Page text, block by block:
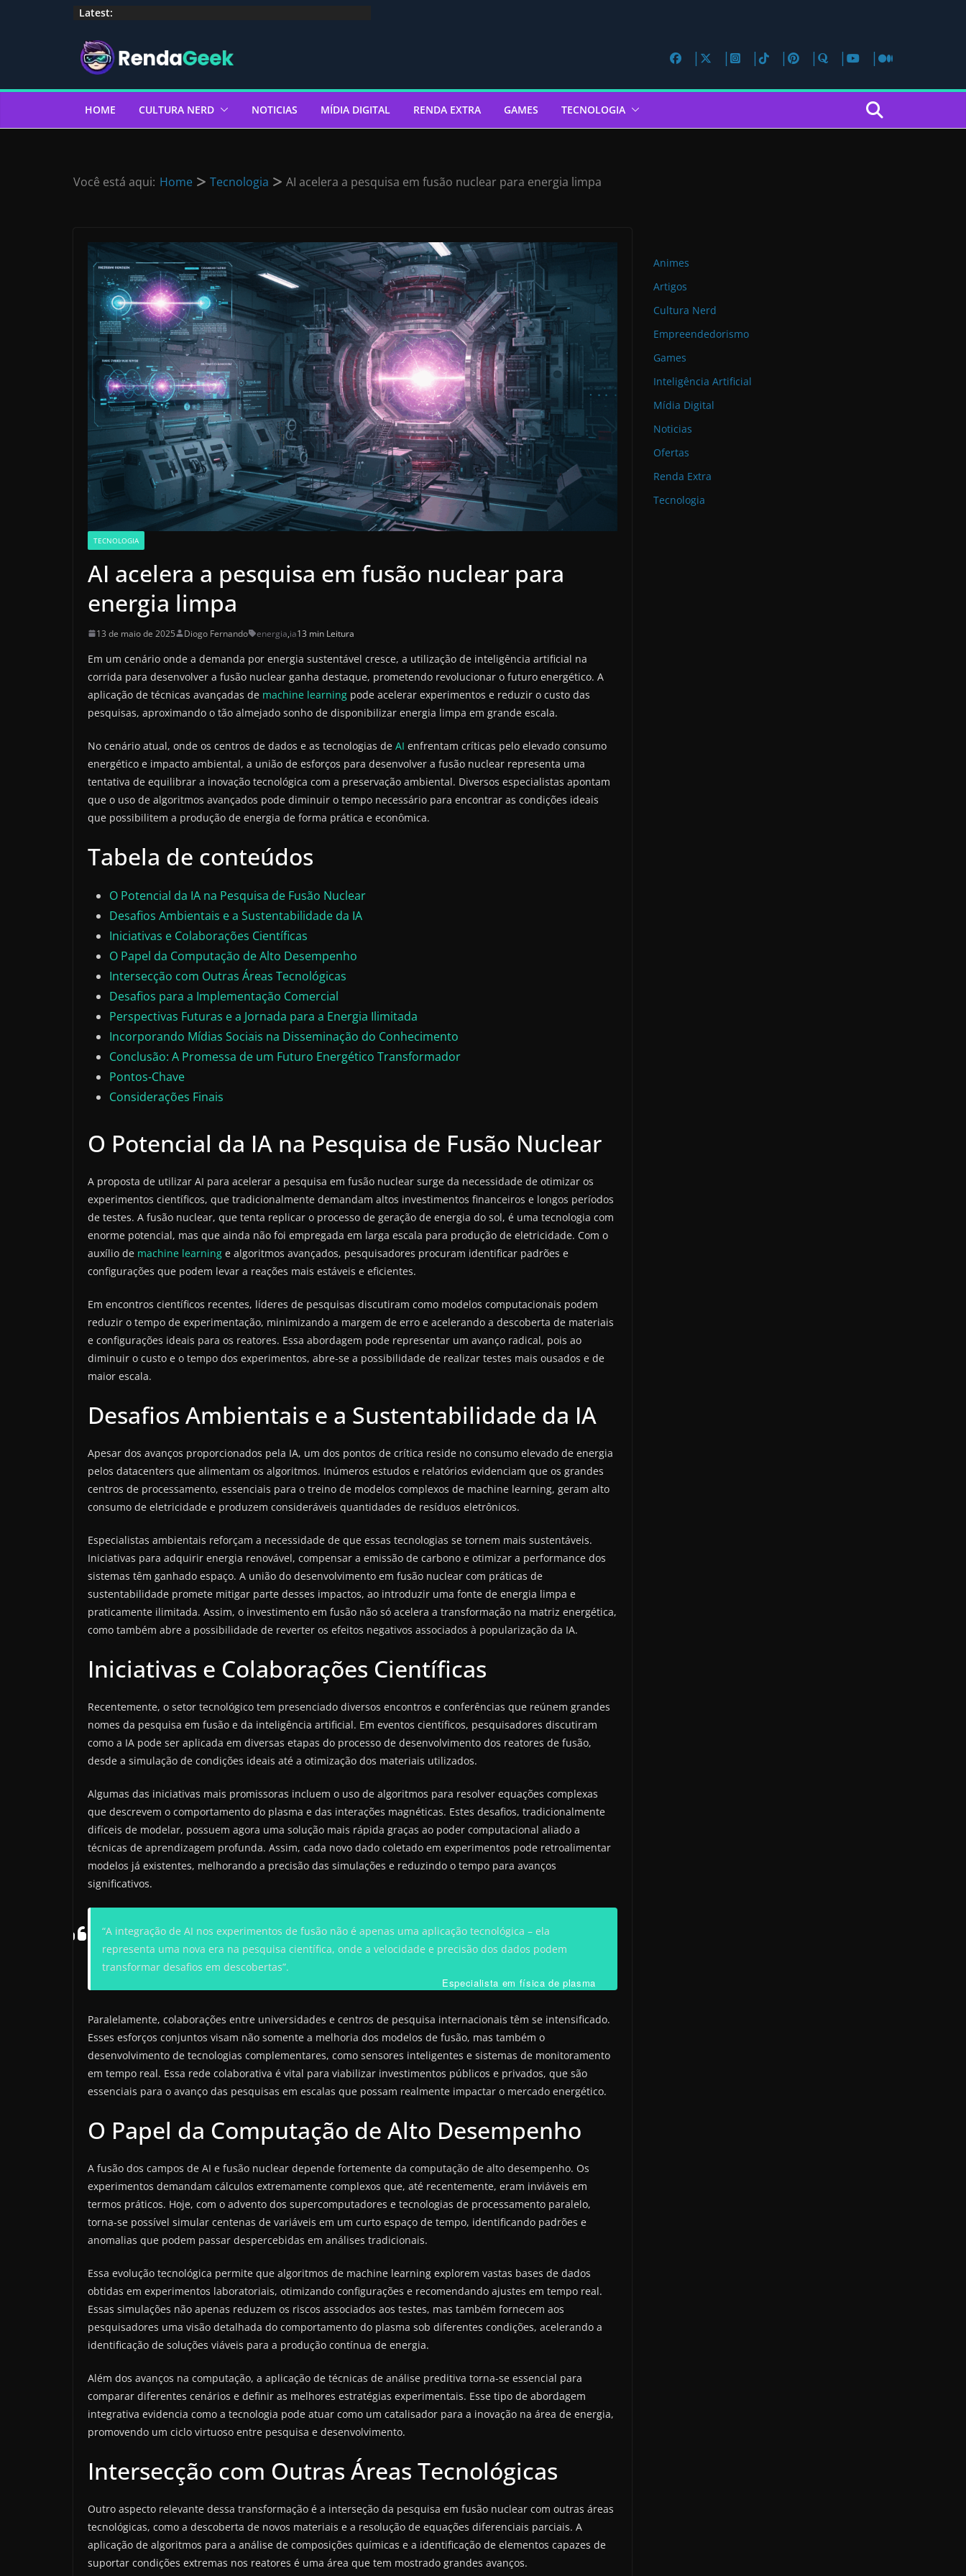
Latest:
HOME CULTURA NERD NOTICIAS MÍDIA DIGITAL RENDA EXTRA GAMES TECNOLOGIA
Você está aqui: Home Tecnologia AI acelera a pesquisa em fusão nuclear para energia limpa
TECNOLOGIA
AI acelera a pesquisa em fusão nuclear para
energia limpa
13 de maio de 2025 Diogo Fernando energia,ia13 min Leitura
Em um cenário onde a demanda por energia sustentável cresce, a utilização de inteligência artificial na
corrida para desenvolver a fusão nuclear ganha destaque, prometendo revolucionar o futuro energético. A
aplicação de técnicas avançadas de machine learning pode acelerar experimentos e reduzir o custo das
pesquisas, aproximando o tão almejado sonho de disponibilizar energia limpa em grande escala.
No cenário atual, onde os centros de dados e as tecnologias de AI enfrentam críticas pelo elevado consumo
energético e impacto ambiental, a união de esforços para desenvolver a fusão nuclear representa uma
tentativa de equilibrar a inovação tecnológica com a preservação ambiental. Diversos especialistas apontam
que o uso de algoritmos avançados pode diminuir o tempo necessário para encontrar as condições ideais
que possibilitem a produção de energia de forma prática e econômica.
Tabela de conteúdos
O Potencial da IA na Pesquisa de Fusão Nuclear
Desafios Ambientais e a Sustentabilidade da IA
Iniciativas e Colaborações Científicas
O Papel da Computação de Alto Desempenho
Intersecção com Outras Áreas Tecnológicas
Desafios para a Implementação Comercial
Perspectivas Futuras e a Jornada para a Energia Ilimitada
Incorporando Mídias Sociais na Disseminação do Conhecimento
Conclusão: A Promessa de um Futuro Energético Transformador
Pontos-Chave
Considerações Finais
O Potencial da IA na Pesquisa de Fusão Nuclear
A proposta de utilizar AI para acelerar a pesquisa em fusão nuclear surge da necessidade de otimizar os
experimentos científicos, que tradicionalmente demandam altos investimentos financeiros e longos períodos
de testes. A fusão nuclear, que tenta replicar o processo de geração de energia do sol, é uma tecnologia com
enorme potencial, mas que ainda não foi empregada em larga escala para produção de eletricidade. Com o
auxílio de machine learning e algoritmos avançados, pesquisadores procuram identificar padrões e
configurações que podem levar a reações mais estáveis e eficientes.
Em encontros científicos recentes, líderes de pesquisas discutiram como modelos computacionais podem
reduzir o tempo de experimentação, minimizando a margem de erro e acelerando a descoberta de materiais
e configurações ideais para os reatores. Essa abordagem pode representar um avanço radical, pois ao
diminuir o custo e o tempo dos experimentos, abre-se a possibilidade de realizar testes mais ousados e de
maior escala.
Desafios Ambientais e a Sustentabilidade da IA
Apesar dos avanços proporcionados pela IA, um dos pontos de crítica reside no consumo elevado de energia
pelos datacenters que alimentam os algoritmos. Inúmeros estudos e relatórios evidenciam que os grandes
centros de processamento, essenciais para o treino de modelos complexos de machine learning, geram alto
consumo de eletricidade e produzem consideráveis quantidades de resíduos eletrônicos.
Especialistas ambientais reforçam a necessidade de que essas tecnologias se tornem mais sustentáveis.
Iniciativas para adquirir energia renovável, compensar a emissão de carbono e otimizar a performance dos
sistemas têm ganhado espaço. A união do desenvolvimento em fusão nuclear com práticas de
sustentabilidade promete mitigar parte desses impactos, ao introduzir uma fonte de energia limpa e
praticamente ilimitada. Assim, o investimento em fusão não só acelera a transformação na matriz energética,
como também abre a possibilidade de reverter os efeitos negativos associados à popularização da IA.
Iniciativas e Colaborações Científicas
Recentemente, o setor tecnológico tem presenciado diversos encontros e conferências que reúnem grandes
nomes da pesquisa em fusão e da inteligência artificial. Em eventos científicos, pesquisadores discutiram
como a IA pode ser aplicada em diversas etapas do processo de desenvolvimento dos reatores de fusão,
desde a simulação de condições ideais até a otimização dos materiais utilizados.
Algumas das iniciativas mais promissoras incluem o uso de algoritmos para resolver equações complexas
que descrevem o comportamento do plasma e das interações magnéticas. Estes desafios, tradicionalmente
difíceis de modelar, possuem agora uma solução mais rápida graças ao poder computacional aliado a
técnicas de aprendizagem profunda. Assim, cada novo dado coletado em experimentos pode retroalimentar
modelos já existentes, melhorando a precisão das simulações e reduzindo o tempo para avanços
significativos.
“A integração de AI nos experimentos de fusão não é apenas uma aplicação tecnológica – ela
representa uma nova era na pesquisa científica, onde a velocidade e precisão dos dados podem
transformar desafios em descobertas”.
Especialista em física de plasma
Paralelamente, colaborações entre universidades e centros de pesquisa internacionais têm se intensificado.
Esses esforços conjuntos visam não somente a melhoria dos modelos de fusão, mas também o
desenvolvimento de tecnologias complementares, como sensores inteligentes e sistemas de monitoramento
em tempo real. Essa rede colaborativa é vital para viabilizar investimentos públicos e privados, que são
essenciais para o avanço das pesquisas em escalas que possam realmente impactar o mercado energético.
O Papel da Computação de Alto Desempenho
A fusão dos campos de AI e fusão nuclear depende fortemente da computação de alto desempenho. Os
experimentos demandam cálculos extremamente complexos que, até recentemente, eram inviáveis em
termos práticos. Hoje, com o advento dos supercomputadores e tecnologias de processamento paralelo,
torna-se possível simular centenas de variáveis em um curto espaço de tempo, identificando padrões e
anomalias que podem passar despercebidas em análises tradicionais.
Essa evolução tecnológica permite que algoritmos de machine learning explorem vastas bases de dados
obtidas em experimentos laboratoriais, otimizando configurações e recomendando ajustes em tempo real.
Essas simulações não apenas reduzem os riscos associados aos testes, mas também fornecem aos
pesquisadores uma visão detalhada do comportamento do plasma sob diferentes condições, acelerando a
identificação de soluções viáveis para a produção contínua de energia.
Além dos avanços na computação, a aplicação de técnicas de análise preditiva torna-se essencial para
comparar diferentes cenários e definir as melhores estratégias experimentais. Esse tipo de abordagem
integrativa evidencia como a tecnologia pode atuar como um catalisador para a inovação na área de energia,
promovendo um ciclo virtuoso entre pesquisa e desenvolvimento.
Intersecção com Outras Áreas Tecnológicas
Outro aspecto relevante dessa transformação é a interseção da pesquisa em fusão nuclear com outras áreas
tecnológicas, como a descoberta de novos materiais e a resolução de equações diferenciais parciais. A
aplicação de algoritmos para a análise de composições químicas e a identificação de elementos capazes de
suportar condições extremas nos reatores é uma área que tem mostrado grandes avanços.
Animes
Artigos
Cultura Nerd
Empreendedorismo
Games
Inteligência Artificial
Mídia Digital
Noticias
Ofertas
Renda Extra
Tecnologia